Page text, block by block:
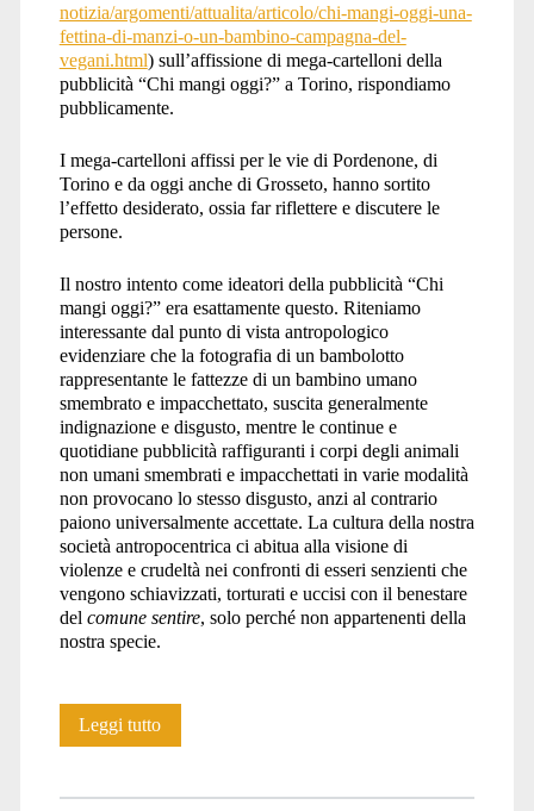
notizia/argomenti/attualita/articolo/chi-mangi-oggi-una-
fettina-di-manzi-o-un-bambino-campagna-del-
vegani.html) sull’affissione di mega-cartelloni della
pubblicità “Chi mangi oggi?” a Torino, rispondiamo
pubblicamente.
I mega-cartelloni affissi per le vie di Pordenone, di
Torino e da oggi anche di Grosseto, hanno sortito
l’effetto desiderato, ossia far riflettere e discutere le
persone.
Il nostro intento come ideatori della pubblicità “Chi
mangi oggi?” era esattamente questo. Riteniamo
interessante dal punto di vista antropologico
evidenziare che la fotografia di un bambolotto
rappresentante le fattezze di un bambino umano
smembrato e impacchettato, suscita generalmente
indignazione e disgusto, mentre le continue e
quotidiane pubblicità raffiguranti i corpi degli animali
non umani smembrati e impacchettati in varie modalità
non provocano lo stesso disgusto, anzi al contrario
paiono universalmente accettate. La cultura della nostra
società antropocentrica ci abitua alla visione di
violenze e crudeltà nei confronti di esseri senzienti che
vengono schiavizzati, torturati e uccisi con il benestare
del comune sentire, solo perché non appartenenti della
nostra specie.
Leggi tuttoComunicato